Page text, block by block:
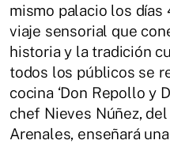
mismo palacio los días
viaje sensorial que
historia y la tradición
todos los públicos se
cocina ‘Don Repollo y
chef Nieves Núñez,
Arenales, enseñará